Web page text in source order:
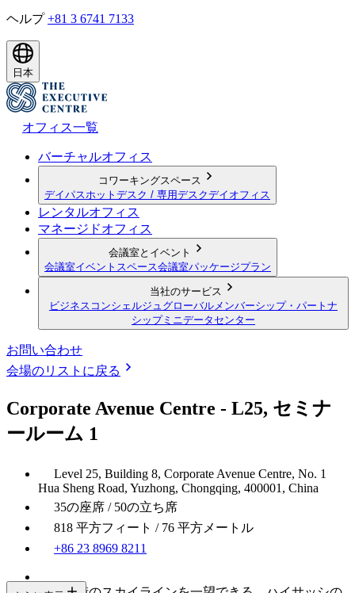
ヘルプ +81 3 6741 7133
日本
オフィス一覧
バーチャルオフィス
コワーキングスペース
デイパス ホットデスク / 専用デスクデイオフィス
レンタルオフィス
マネージドオフィス
会議室とイベント
会議室イベントスペース会議室パッケージプラン
当社のサービス
ビジネスコンシェルジュ グローバルメンバーシップ・パートナ
シップミニデータセンター
お問い合わせ
会場のリストに戻る
Corporate Avenue Centre - L25, セミナ
ールーム 1
Level 25, Building 8, Corporate Avenue Centre, No. 1
Hua Sheng Road, Yuzhong, Chongqing, 400001, China
35の座席 / 50の立ち席
818 平方フィート / 76 平方メートル
+86 23 8969 8211